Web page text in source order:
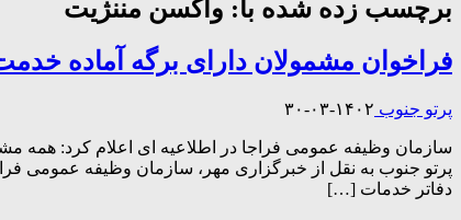
برچسب زده شده با: واکسن مننژیت
فراخوان مشمولان دارای برگه آماده خدمت به
پرتو جنوب ۱۴۰۲-۰۳-۳۰
دفاتر خدمات […]